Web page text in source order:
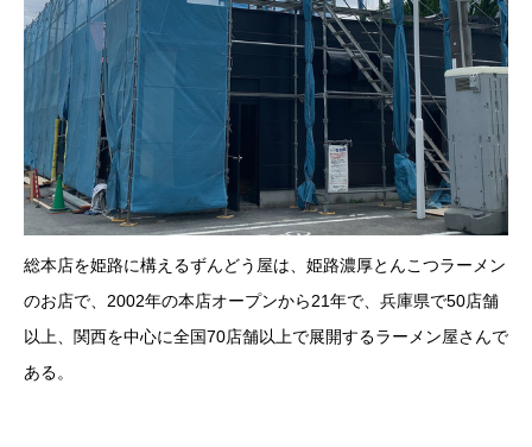
総本店を姫路に構えるずんどう屋は、姫路濃厚とんこつラーメン
のお店で、2002年の本店オープンから21年で、兵庫県で50店舗
以上、関西を中心に全国70店舗以上で展開するラーメン屋さんで
ある。